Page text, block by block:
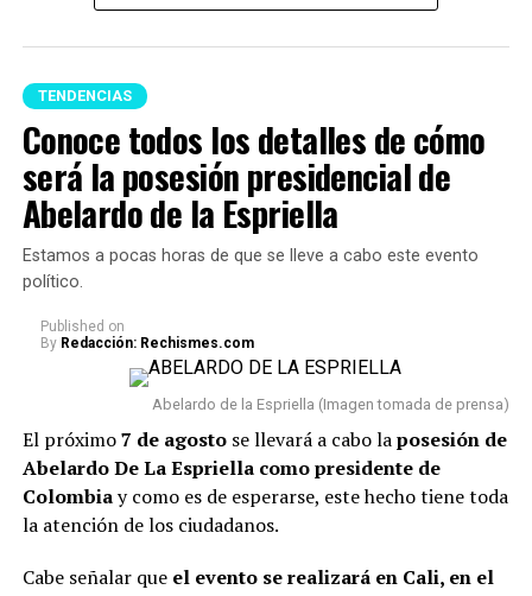
Feng Shui (Imagen tomada de Pinterest)
A continuación te presentamos algunos consejos,
respecto a qué
1. Uno de los principales reglas esevitar acumular
objetos rotos o dañados. Cosas como espejos partidos,
relojes que no funcionan o electrodomésticos sin
funcionamiento suelen asociarse con el estancamiento y
la dificultad para avanzar.
2. También se recomienda deshacerse de la ropa que
espacio innecesario en el closet, conservar estas
TENDENCIAS
Conoce todos los detalles de cómo
será la posesión presidencial de
Abelardo de la Espriella
Estamos a pocas horas de que se lleve a cabo este evento
político.
Published on
By Redacción: Rechismes.com
Abelardo de la Espriella (Imagen tomada de prensa)
El próximo7 de agostose llevará a cabo laposesión de
Abelardo De La Espriella como presidente de
Colombiay como es de esperarse, este hecho tiene toda
la atención de los ciudadanos.
Cabe señalar que el evento se realizará en Cali, en el